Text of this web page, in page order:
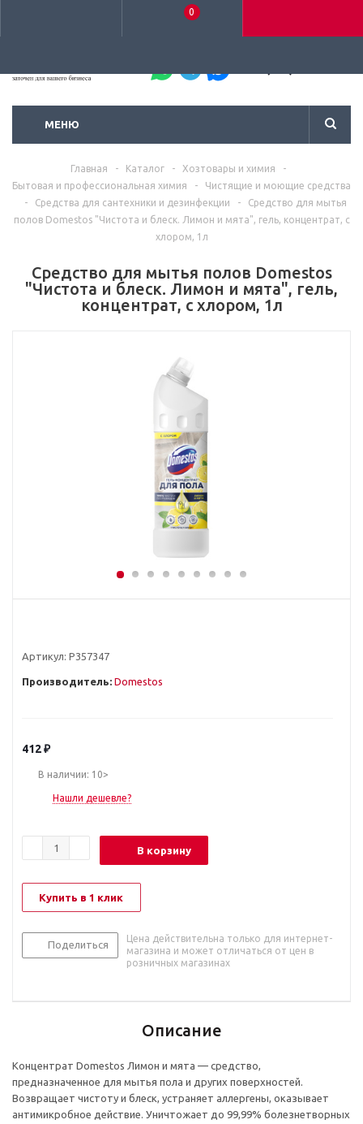
0
МЕНЮ
Главная - Каталог - Хозтовары и химия
-
Бытовая и профессиональная химия
-
Чистящие и моющие средства
-
Средства для сантехники и дезинфекции -
Средство для мытья
полов Domestos "Чистота и блеск. Лимон и мята", гель, концентрат, с
хлором, 1л
Средство для мытья полов Domestos
"Чистота и блеск. Лимон и мята", гель,
концентрат, с хлором, 1л
Артикул: Р357347
Производитель: Domestos
412₽
В наличии: 10>
Нашли дешевле?
В корзину
Купить в 1 клик
Поделиться
Цена действительна только для интернет-
магазина и может отличаться от цен в
розничных магазинах
Описание
Концентрат Domestos Лимон и мята — средство,
предназначенное для мытья пола и других поверхностей.
Возвращает чистоту и блеск, устраняет аллергены, оказывает
антимикробное действие. Уничтожает до 99,99% болезнетворных